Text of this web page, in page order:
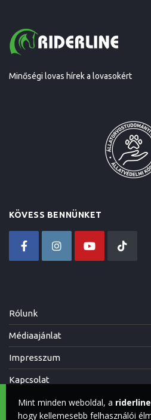
Minőségi lovas hírek a lovasokért
KÖVESS BENNÜNKET
Rólunk
Médiaajánlat
Impresszum
Kapcsolat
Mint minden weboldal, a
hogy kellemesebb felhasználói